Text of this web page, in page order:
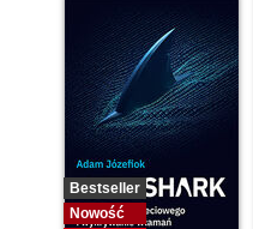
Bestseller
Nowość